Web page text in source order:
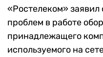
«Ростелеком»
проблем в работе
принадлежащего
используемого на